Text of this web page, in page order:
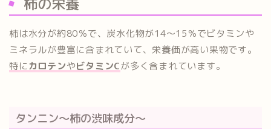
柿は水分が約80％で、炭水化物が14～15％でビタミンや
ミネラルが豊富に含まれていて、栄養価が高い果物です。
特にカロテンやビタミンCが多く含まれています。
タンニン～柿の渋味成分～